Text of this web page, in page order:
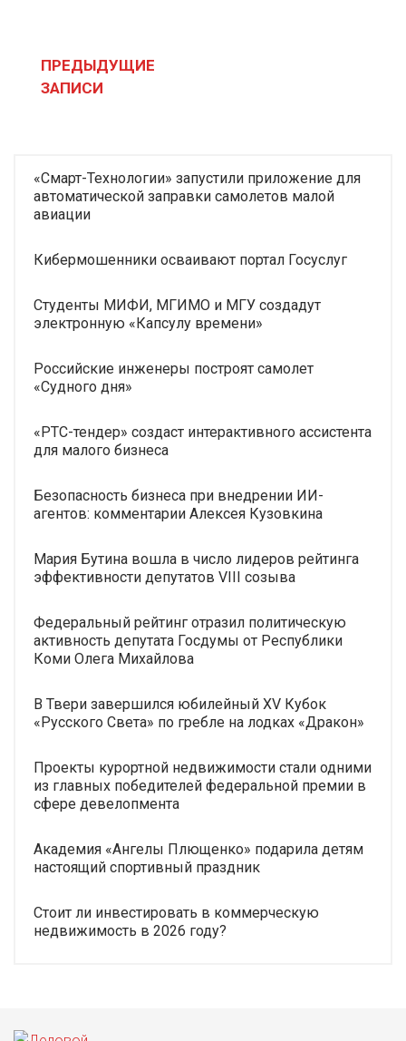
записям
ПРЕДЫДУЩИЕ
ЗАПИСИ
«Смарт-Технологии» запустили приложение для
автоматической заправки самолетов малой
авиации
Кибермошенники осваивают портал Госуслуг
Студенты МИФИ, МГИМО и МГУ создадут
электронную «Капсулу времени»
Российские инженеры построят самолет
«Судного дня»
«РТС-тендер» создаст интерактивного ассистента
для малого бизнеса
Безопасность бизнеса при внедрении ИИ-
агентов: комментарии Алексея Кузовкина
Мария Бутина вошла в число лидеров рейтинга
эффективности депутатов VIII созыва
Федеральный рейтинг отразил политическую
активность депутата Госдумы от Республики
Коми Олега Михайлова
В Твери завершился юбилейный XV Кубок
«Русского Света» по гребле на лодках «Дракон»
Проекты курортной недвижимости стали одними
из главных победителей федеральной премии в
сфере девелопмента
Академия «Ангелы Плющенко» подарила детям
настоящий спортивный праздник
Стоит ли инвестировать в коммерческую
недвижимость в 2026 году?